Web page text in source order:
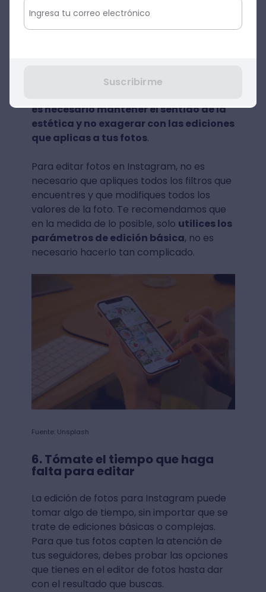
usar.
buena idea para quienes son principiantes
es necesario mantener el sentido de la
estética y no exagerar con las ediciones
que aplicas a tus fotos.
Para editar fotos en Instagram, no es
necesario que apliques todos los filtros que
encuentres y que modifiques todos los
valores de la foto. Te recomendamos que
en la medida de lo posible, solo utilices los
parámetros de edición básica, no es
necesario hacerlo tan complicado.
Fuente: Unsplash
6. Tómate el tiempo que haga
falta para editar
La edición de fotos para Instagram puede
tomar algo de tiempo, sin importar que se
trate de ediciones básicas o complejas.
Para que tus fotos capten la atención de
tus seguidores, debes probar las opciones
que tienes en el editor de fotos hasta dar
con el resultado que buscas.
Suscribirme